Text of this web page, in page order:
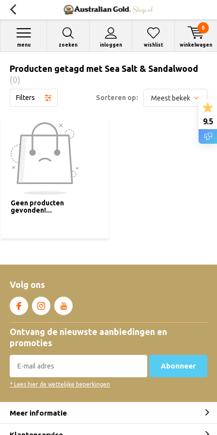
zoeken inloggen
menu wishlist winkelwagen
0
Producten getagd met Sea Salt & Sandalwood
(0)
Filters Sorteren op:
Geen producten
gevonden!...
Volg ons
Ontvang de nieuwste aanbiedingen en
promoties
Abonneer
* Lees hier de wettelijke beperkingen
Meer informatie
9.5